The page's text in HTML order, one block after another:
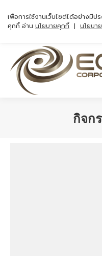
กิจก
เพื่อการใช้งานเว็บไซต์ได้อย่างมีป
คุกกี้ อ่าน นโยบายคุกกี้ | นโยบา